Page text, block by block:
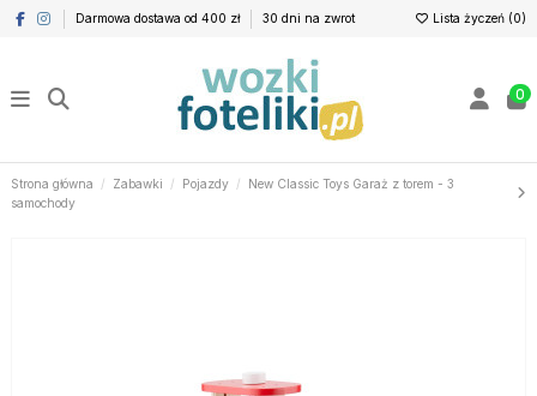
Darmowa dostawa od 400 zł 30 dni na zwrot Lista życzeń (0)
0
Strona główna Zabawki Pojazdy
New Classic Toys Garaż z torem - 3
samochody